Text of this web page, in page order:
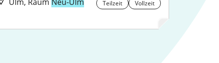
Teilzeit Vollzeit